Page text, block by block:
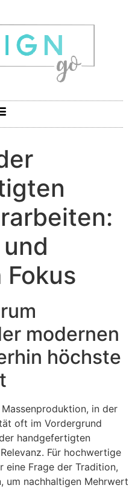
modernen
höchste
in der
oft im Vordergrund
handgefertigten
Für hochwertige
eine Frage der Tradition,
um nachhaltigen Mehrwert